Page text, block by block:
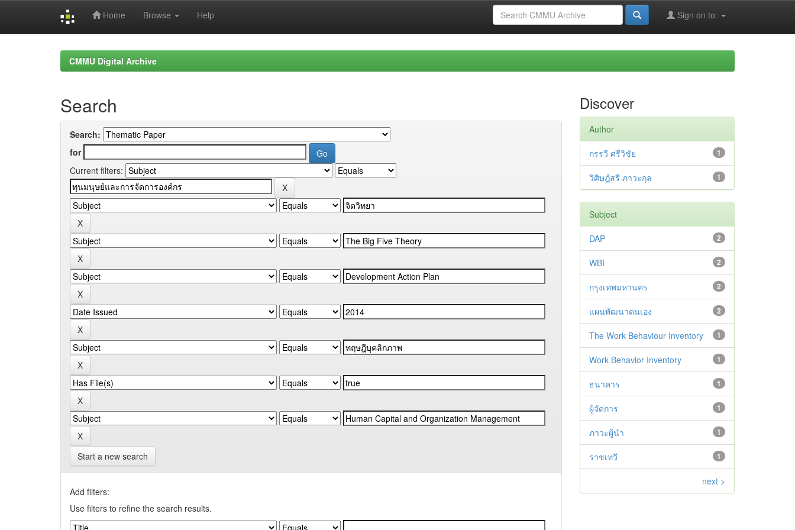
Home Browse Help Sign on to:
CMMU Digital Archive
Search
Search:
for
Current filters:
Start a new search
Add filters:
Use filters to refine the search results.
Discover
Author
1
กรรวี ศรีวิชัย
1
วิศิษฎ์สรี ภาวะกุล
Subject
2
DAP
2
WBI
2
กรุงเทพมหานคร
2
แผนพัฒนาตนเอง
1
The Work Behaviour Inventory
1
Work Behavior Inventory
1
ธนาคาร
1
ผู้จัดการ
1
ภาวะผู้นำ
1
ราชเทวี
next >